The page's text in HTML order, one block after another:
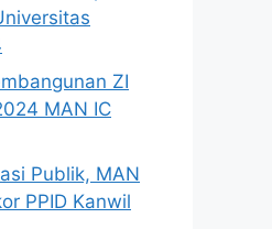
ZI
MAN IC
Publik, MAN
PPID Kanwil